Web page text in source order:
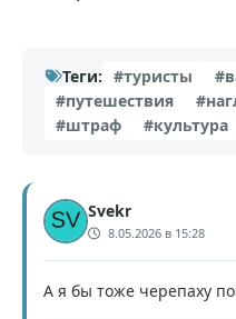
Теги: #туристы
#путешествия
#штраф
#культура
Svekr
8.05.2026 в 15:28
А я бы тоже черепаху